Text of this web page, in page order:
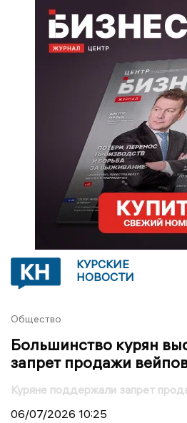
КУРСКИЕ
НОВОСТИ
Общество
Большинство курян
запрет продажи
Куряне поддержали запрет
06/07/2026 10:25